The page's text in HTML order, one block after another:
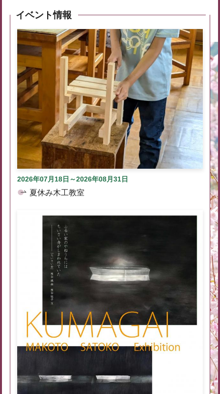
イベント情報
2026年07月18日～2026年08月31日
夏休み木工教室